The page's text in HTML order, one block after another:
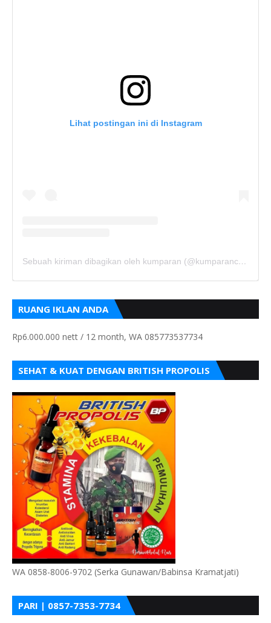
Lihat postingan ini di Instagram
Sebuah kiriman dibagikan oleh kumparan (@kumparancom)
RUANG IKLAN ANDA
Rp6.000.000 nett / 12 month, WA 085773537734
SEHAT & KUAT DENGAN BRITISH PROPOLIS
WA 0858-8006-9702 (Serka Gunawan/Babinsa Kramatjati)
PARI | 0857-7353-7734